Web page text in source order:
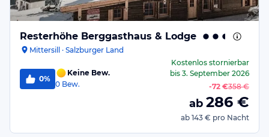
Resterhöhe Berggasthaus & Lodge
Mittersill · Salzburger Land
0%
Keine Bew.
0 Bew.
Kostenlos stornierbar
bis 3. September 2026
-72 €358 €
ab 286 €
ab 143 € pro Nacht